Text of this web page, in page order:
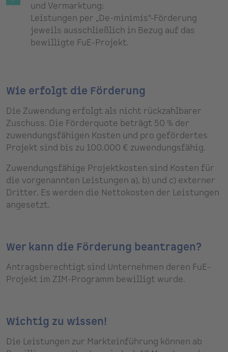
und Vermarktung:
Leistungen per „De-minimis“-Förderung
jeweils ausschließlich in Bezug auf das
bewilligte FuE-Projekt.
Wie erfolgt die Förderung
Die Zuwendung erfolgt als nicht rückzahlbarer
Zuschuss. Die Förderquote beträgt 50 % der
zuwendungsfähigen Kosten und pro gefördertes
Projekt sind bis zu 100.000 € zuwendungsfähig.
Zuwendungsfähige Projektkosten sind Kosten für
die vorgenannten Leistungen a), b) und c) externer
Dritter. Es werden die Nettokosten der Leistungen
angesetzt.
Wer kann die Förderung beantragen?
Antragsberechtigt sind Unternehmen deren FuE-
Projekt im ZIM-Programm bewilligt wurde.
Wichtig zu wissen!
Die Leistungen zur Markteinführung können ab